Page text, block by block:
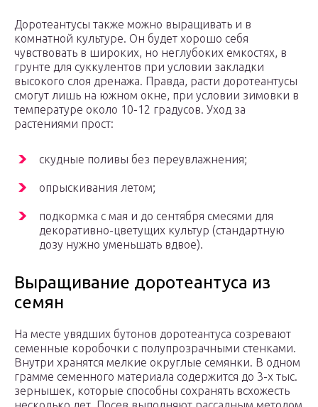
Доротеантусы также можно выращивать и в
комнатной культуре. Он будет хорошо себя
чувствовать в широких, но неглубоких емкостях, в
грунте для суккулентов при условии закладки
высокого слоя дренажа. Правда, расти доротеантусы
смогут лишь на южном окне, при условии зимовки в
температуре около 10-12 градусов. Уход за
растениями прост:
скудные поливы без переувлажнения;
опрыскивания летом;
подкормка с мая и до сентября смесями для
декоративно-цветущих культур (стандартную
дозу нужно уменьшать вдвое).
Выращивание доротеантуса из
семян
На месте увядших бутонов доротеантуса созревают
семенные коробочки с полупрозрачными стенками.
Внутри хранятся мелкие округлые семянки. В одном
грамме семенного материала содержится до 3-х тыс.
зернышек, которые способны сохранять всхожесть